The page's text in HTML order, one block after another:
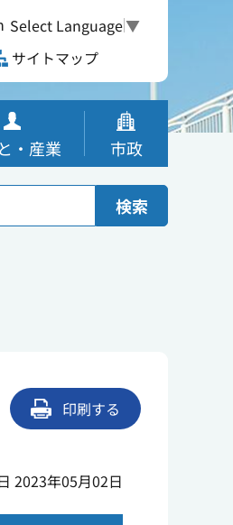
Select Language▼
サイトマップ
・産業 市政
検索
印刷する
2023年05月02日